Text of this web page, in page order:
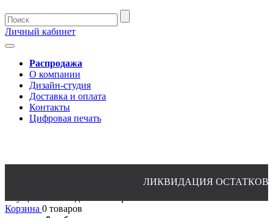
Личный кабинет
Распродажа
О компании
Дизайн-студия
Доставка и оплата
Контакты
Цифровая печать
ЛИКВИДАЦИЯ ОСТАТКОВ
8(4932)24-51-34 (многоканальный)
Корзина 0 товаров